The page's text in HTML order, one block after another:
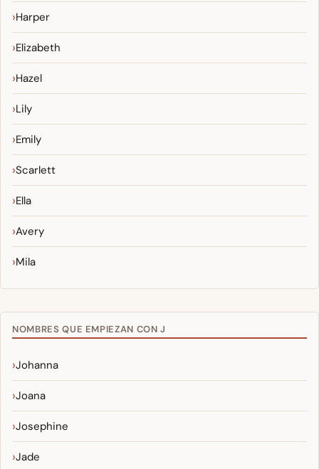
Harper
Elizabeth
Hazel
Lily
Emily
Scarlett
Ella
Avery
Mila
NOMBRES QUE EMPIEZAN CON J
Johanna
Joana
Josephine
Jade